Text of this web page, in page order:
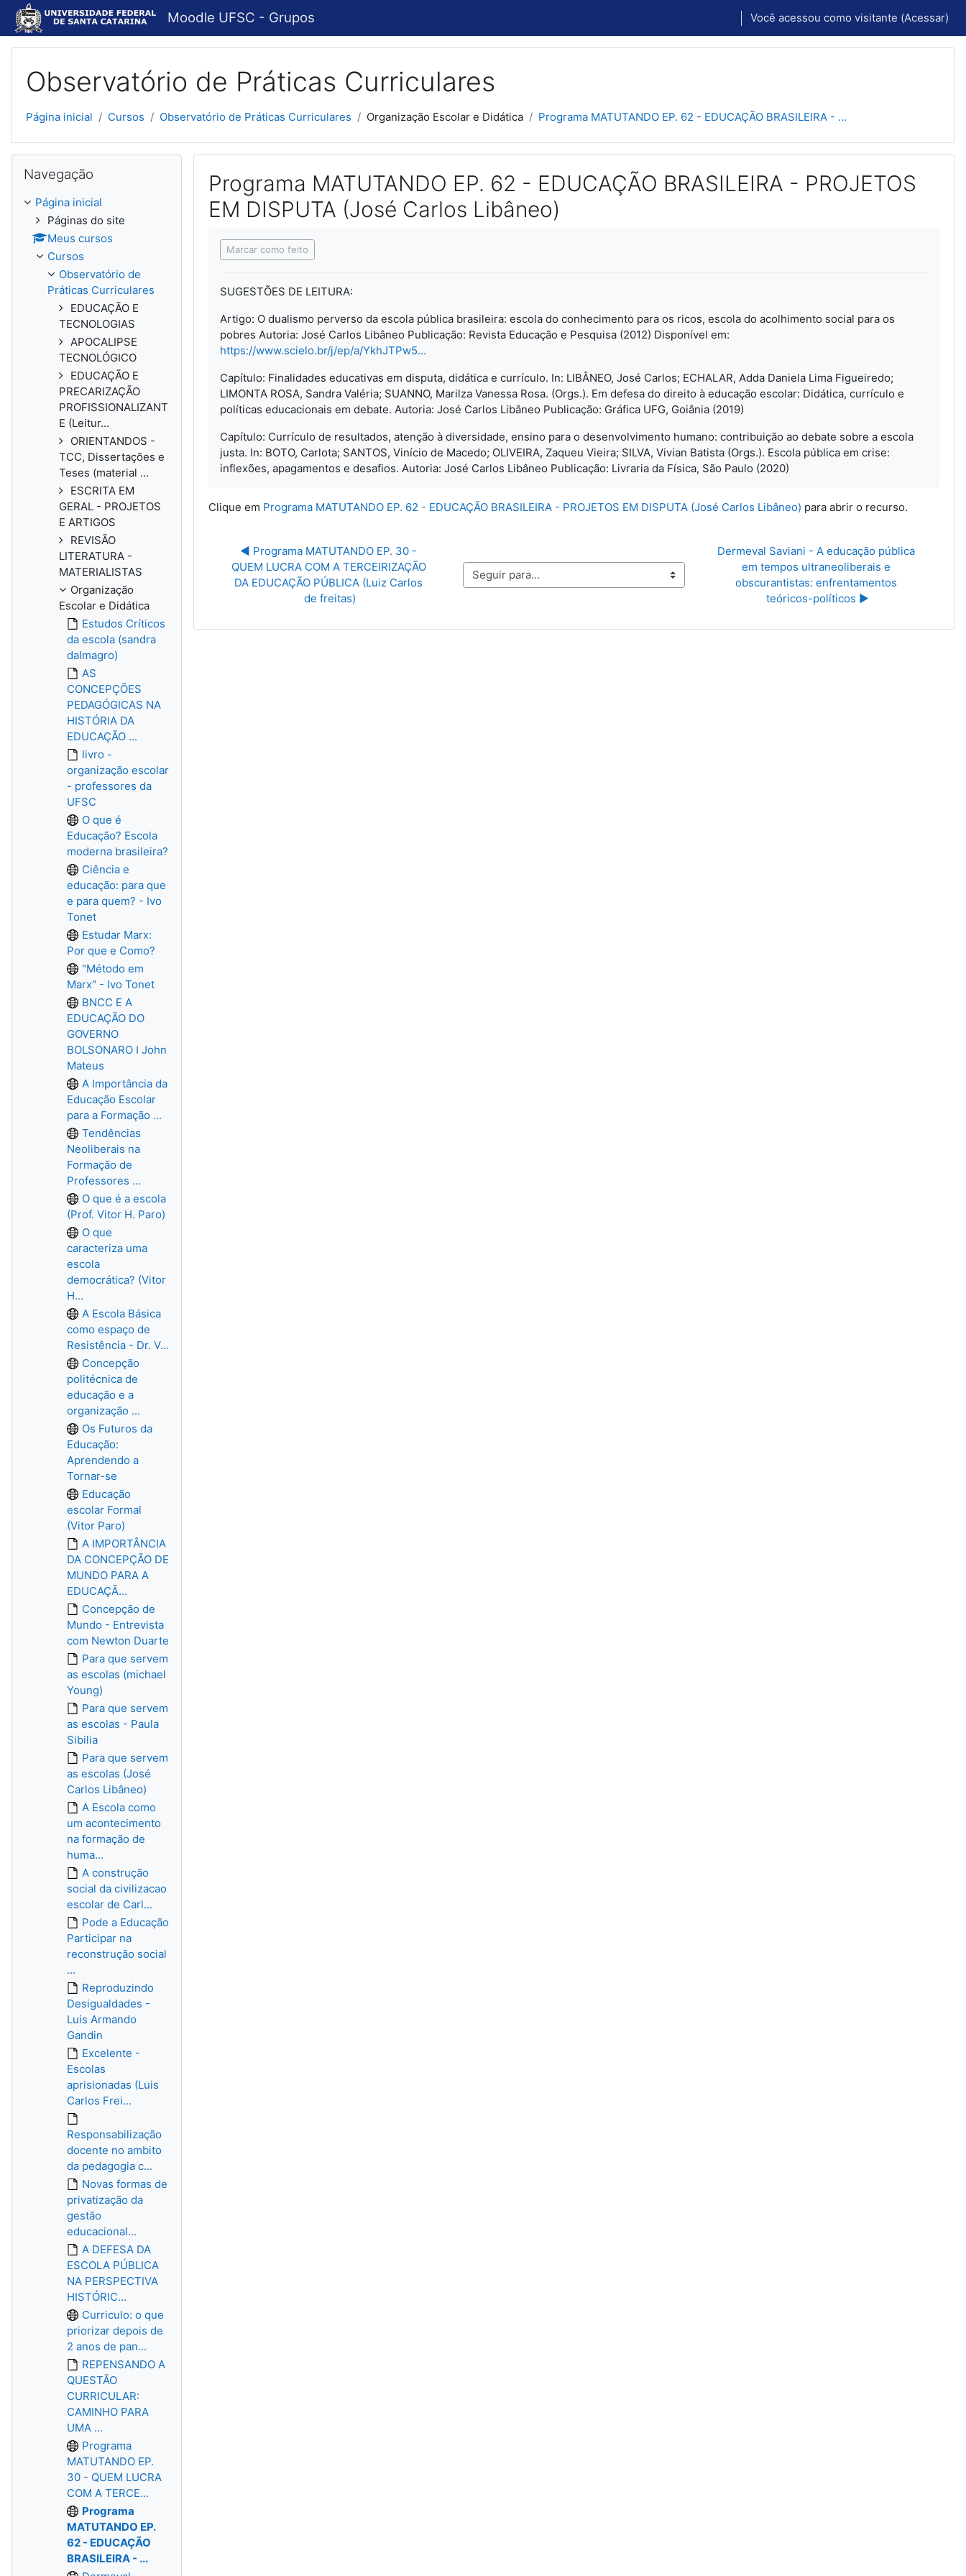
Ir para o conteúdo principal
Moodle UFSC - Grupos Você acessou como visitante (Acessar)
Observatório de Práticas Curriculares
Página inicial Cursos Observatório de Práticas Curriculares Organização Escolar e Didática Programa MATUTANDO EP. 62 - EDUCAÇÃO BRASILEIRA - ...
Programa MATUTANDO EP. 62 - EDUCAÇÃO BRASILEIRA - PROJETOS
EM DISPUTA (José Carlos Libâneo)
Marcar como feito
SUGESTÕES DE LEITURA:
Artigo: O dualismo perverso da escola pública brasileira: escola do conhecimento para os ricos, escola do acolhimento social para os
pobres Autoria: José Carlos Libâneo Publicação: Revista Educação e Pesquisa (2012) Disponível em:
https://www.scielo.br/j/ep/a/YkhJTPw5...
Capítulo: Finalidades educativas em disputa, didática e currículo. In: LIBÂNEO, José Carlos; ECHALAR, Adda Daniela Lima Figueiredo;
LIMONTA ROSA, Sandra Valéria; SUANNO, Marilza Vanessa Rosa. (Orgs.). Em defesa do direito à educação escolar: Didática, currículo e
políticas educacionais em debate. Autoria: José Carlos Libâneo Publicação: Gráfica UFG, Goiânia (2019)
Capítulo: Currículo de resultados, atenção à diversidade, ensino para o desenvolvimento humano: contribuição ao debate sobre a escola
justa. In: BOTO, Carlota; SANTOS, Vinício de Macedo; OLIVEIRA, Zaqueu Vieira; SILVA, Vivian Batista (Orgs.). Escola pública em crise:
inflexões, apagamentos e desafios. Autoria: José Carlos Libâneo Publicação: Livraria da Física, São Paulo (2020)
Clique em Programa MATUTANDO EP. 62 - EDUCAÇÃO BRASILEIRA - PROJETOS EM DISPUTA (José Carlos Libâneo) para abrir o recurso.
◀︎ Programa MATUTANDO EP. 30 -
QUEM LUCRA COM A TERCEIRIZAÇÃO
DA EDUCAÇÃO PÚBLICA (Luiz Carlos
de freitas)
Seguir para...
Dermeval Saviani - A educação pública
em tempos ultraneoliberais e
obscurantistas: enfrentamentos
teóricos-políticos ▶︎
Navegação
Página inicial
Páginas do site
Meus cursos
Cursos
Observatório de
Práticas Curriculares
EDUCAÇÃO E
TECNOLOGIAS
APOCALIPSE
TECNOLÓGICO
EDUCAÇÃO E
PRECARIZAÇÃO
PROFISSIONALIZANT
E (Leitur...
ORIENTANDOS -
TCC, Dissertações e
Teses (material ...
ESCRITA EM
GERAL - PROJETOS
E ARTIGOS
REVISÃO
LITERATURA -
MATERIALISTAS
Organização
Escolar e Didática
Estudos Críticos
da escola (sandra
dalmagro)
AS
CONCEPÇÕES
PEDAGÓGICAS NA
HISTÓRIA DA
EDUCAÇÃO ...
livro -
organização escolar
- professores da
UFSC
O que é
Educação? Escola
moderna brasileira?
Ciência e
educação: para que
e para quem? - Ivo
Tonet
Estudar Marx:
Por que e Como?
"Método em
Marx" - Ivo Tonet
BNCC E A
EDUCAÇÃO DO
GOVERNO
BOLSONARO I John
Mateus
A Importância da
Educação Escolar
para a Formação ...
Tendências
Neoliberais na
Formação de
Professores ...
O que é a escola
(Prof. Vitor H. Paro)
O que
caracteriza uma
escola
democrática? (Vitor
H...
A Escola Básica
como espaço de
Resistência - Dr. V...
Concepção
politécnica de
educação e a
organização ...
Os Futuros da
Educação:
Aprendendo a
Tornar-se
Educação
escolar Formal
(Vitor Paro)
A IMPORTÂNCIA
DA CONCEPÇÃO DE
MUNDO PARA A
EDUCAÇÃ...
Concepção de
Mundo - Entrevista
com Newton Duarte
Para que servem
as escolas (michael
Young)
Para que servem
as escolas - Paula
Sibilia
Para que servem
as escolas (José
Carlos Libâneo)
A Escola como
um acontecimento
na formação de
huma...
A construção
social da civilizacao
escolar de Carl...
Pode a Educação
Participar na
reconstrução social
...
Reproduzindo
Desigualdades -
Luis Armando
Gandin
Excelente -
Escolas
aprisionadas (Luis
Carlos Frei...
Responsabilização
docente no ambito
da pedagogia c...
Novas formas de
privatização da
gestão
educacional...
A DEFESA DA
ESCOLA PÚBLICA
NA PERSPECTIVA
HISTÓRIC...
Curriculo: o que
priorizar depois de
2 anos de pan...
REPENSANDO A
QUESTÃO
CURRICULAR:
CAMINHO PARA
UMA ...
Programa
MATUTANDO EP.
30 - QUEM LUCRA
COM A TERCE...
Programa
MATUTANDO EP.
62 - EDUCAÇÃO
BRASILEIRA - ...